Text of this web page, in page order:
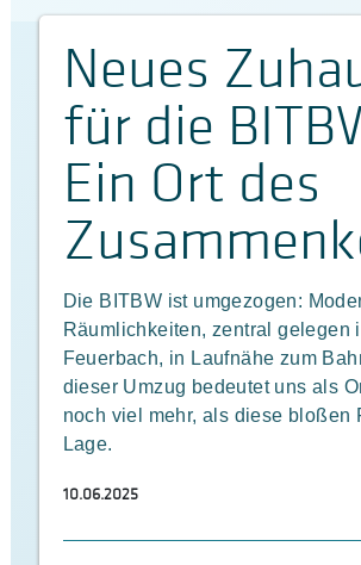
Neues
für die
Ein Ort des
Die BITBW ist umgezogen:
Räumlichkeiten, zentral gelegen
Feuerbach, in Laufnähe zum
dieser Umzug bedeutet uns als
noch viel mehr, als diese bloßen
Lage.
10.06.2025